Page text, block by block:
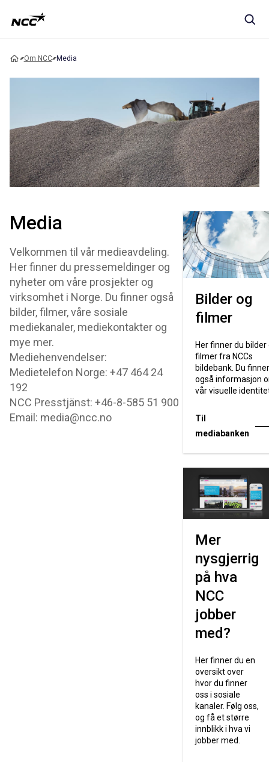
Om NCC Media
Media
Velkommen til vår medieavdeling.
Her finner du pressemeldinger og
nyheter om våre prosjekter og
virksomhet i Norge. Du finner også
bilder, filmer, våre sosiale
mediekanaler, mediekontakter og
mye mer.
Mediehenvendelser:
Medietelefon Norge: +47 464 24
192
NCC Presstjänst: +46-8-585 51 900
Email: media@ncc.no
Bilder og
filmer
Her finner du bilder
filmer fra NCCs
bildebank. Du finner
også informasjon
vår visuelle
Til
mediabanken
Mer
nysgjerrig
på hva
NCC
jobber
med?
Her finner du en
oversikt over
hvor du finner
oss i sosiale
kanaler. Følg oss,
og få et større
innblikk i hva vi
jobber med.